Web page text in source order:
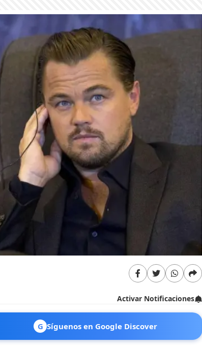
Activar Notificaciones
G Síguenos en Google Discover